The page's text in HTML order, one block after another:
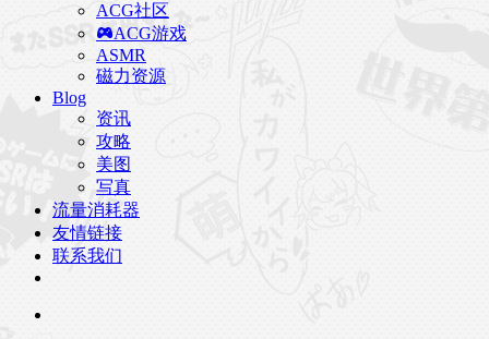
ACG社区
ACG游戏
ASMR
磁力资源
Blog
资讯
攻略
美图
写真
流量消耗器
友情链接
联系我们